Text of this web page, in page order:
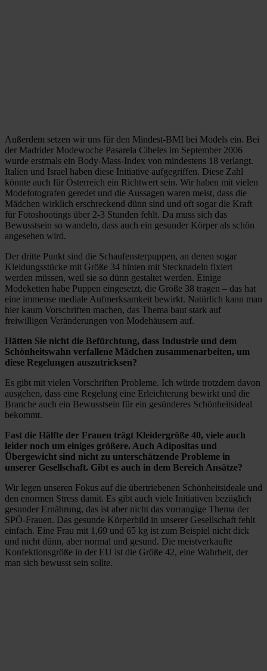
Außerdem setzen wir uns für den Mindest-BMI bei Models ein. Bei
der Madrider Modewoche Pasarela Cibeles im September 2006
wurde erstmals ein Body-Mass-Index von mindestens 18 verlangt.
Italien und Israel haben diese Initiative aufgegriffen. Diese Zahl
könnte auch für Österreich ein Richtwert sein. Wir haben mit vielen
Modefotografen geredet und die Aussagen waren meist, dass die
Mädchen wirklich erschreckend dünn sind und oft sogar die Kraft
für Fotoshootings über 2-3 Stunden fehlt. Da muss sich das
Bewusstsein so wandeln, dass auch ein gesunder Körper als schön
angesehen wird.
Der dritte Punkt sind die Schaufensterpuppen, an denen sogar
Kleidungsstücke mit Größe 34 hinten mit Stecknadeln fixiert
werden müssen, weil sie so dünn gestaltet werden. Einige
Modeketten habe Puppen eingesetzt, die Größe 38 tragen – das hat
eine immense mediale Aufmerksamkeit bewirkt. Natürlich kann man
hier kaum Vorschriften machen, das Thema baut stark auf
freiwilligen Veränderungen von Modehäusern auf.
Hätten Sie nicht die Befürchtung, dass Industrie und dem
Schönheitswahn verfallene Mädchen zusammenarbeiten, um
diese Regelungen auszutricksen?
Es gibt mit vielen Vorschriften Probleme. Ich würde trotzdem davon
ausgehen, dass eine Regelung eine Erleichterung bewirkt und die
Branche auch ein Bewusstsein für ein gesünderes Schönheitsideal
bekommt.
Fast die Hälfte der Frauen trägt Kleidergröße 40, viele auch
leider noch um einiges größere. Auch Adipositas und
Übergewicht sind nicht zu unterschätzende Probleme in
unserer Gesellschaft. Gibt es auch in dem Bereich Ansätze?
Wir legen unseren Fokus auf die übertriebenen Schönheitsideale und
den enormen Stress damit. Es gibt auch viele Initiativen bezüglich
gesunder Ernährung, das ist aber nicht das vorrangige Thema der
SPÖ-Frauen. Das gesunde Körperbild in unserer Gesellschaft fehlt
einfach. Eine Frau mit 1,69 und 65 kg ist zum Beispiel nicht dick
und nicht dünn, aber normal und gesund. Die meistverkaufte
Konfektionsgröße in der EU ist die Größe 42, eine Wahrheit, der
man sich bewusst sein sollte.